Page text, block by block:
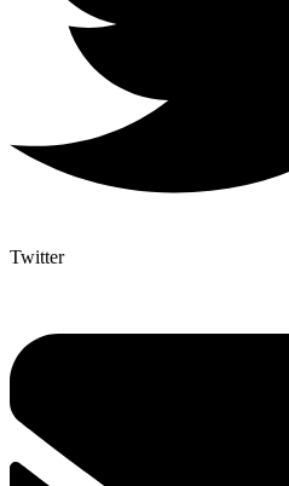
Twitter